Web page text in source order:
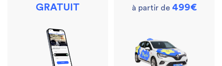
GRATUIT à partir de 499€